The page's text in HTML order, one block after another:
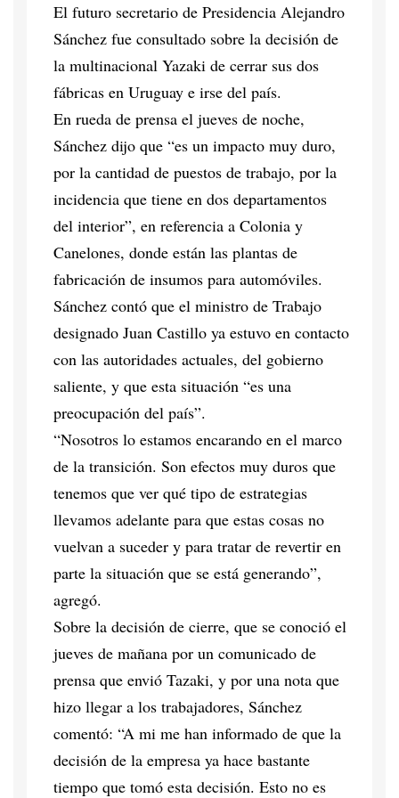
El futuro secretario de Presidencia Alejandro
Sánchez fue consultado sobre la decisión de
la multinacional Yazaki de cerrar sus dos
fábricas en Uruguay e irse del país.
En rueda de prensa el jueves de noche,
Sánchez dijo que “es un impacto muy duro,
por la cantidad de puestos de trabajo, por la
incidencia que tiene en dos departamentos
del interior”, en referencia a Colonia y
Canelones, donde están las plantas de
fabricación de insumos para automóviles.
Sánchez contó que el ministro de Trabajo
designado Juan Castillo ya estuvo en contacto
con las autoridades actuales, del gobierno
saliente, y que esta situación “es una
preocupación del país”.
“Nosotros lo estamos encarando en el marco
de la transición. Son efectos muy duros que
tenemos que ver qué tipo de estrategias
llevamos adelante para que estas cosas no
vuelvan a suceder y para tratar de revertir en
parte la situación que se está generando”,
agregó.
Sobre la decisión de cierre, que se conoció el
jueves de mañana por un comunicado de
prensa que envió Tazaki, y por una nota que
hizo llegar a los trabajadores, Sánchez
comentó: “A mi me han informado de que la
decisión de la empresa ya hace bastante
tiempo que tomó esta decisión. Esto no es